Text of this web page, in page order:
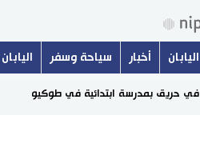
أخبار سياحة وسفر